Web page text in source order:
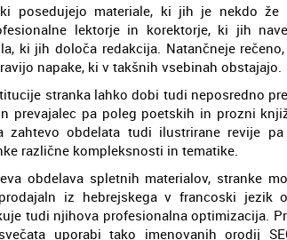
ki posedujejo materiale, ki jih je nekdo
lektorje in korektorje, ki jih
ki jih določa redakcija. Natančneje
napake, ki v takšnih vsebinah obstajajo.
stranka lahko dobi tudi neposredno
prevajalec pa poleg poetskih in prozni
zahtevo obdelata tudi ilustrirane revije
različne kompleksnosti in tematike.
obdelava spletnih materialov, stranke
iz hebrejskega v francoski jezik
tudi njihova profesionalna optimizacija.
uporabi tako imenovanih orodij